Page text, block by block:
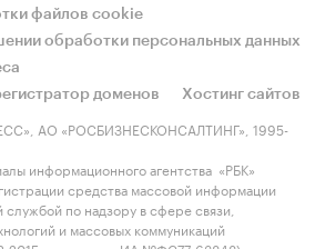
файлов cookie
обработки персональных данных
доменов
Хостинг сайтов
АО «РОСБИЗНЕСКОНСАЛТИНГ», 1995-
информационного агентства «РБК»
средства массовой информации
по надзору в сфере связи,
и массовых коммуникаций